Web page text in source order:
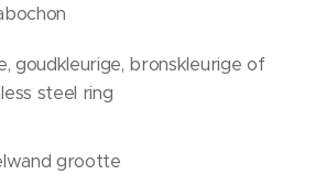
goudkleurige, bronskleurige of
steel ring
grootte